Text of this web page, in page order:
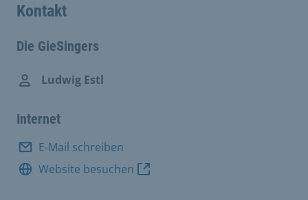
Kontakt
Die GieSingers
Ludwig Estl
Internet
E-Mail schreiben
Website besuchen